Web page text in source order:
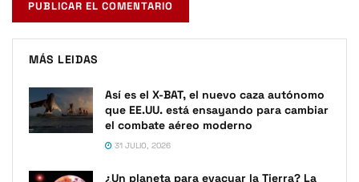
MÁS LEIDAS
Así es el X-BAT, el nuevo caza autónomo
que EE.UU. está ensayando para cambiar
el combate aéreo moderno
31 JULIO, 2026
¿Un planeta para evacuar la Tierra? La